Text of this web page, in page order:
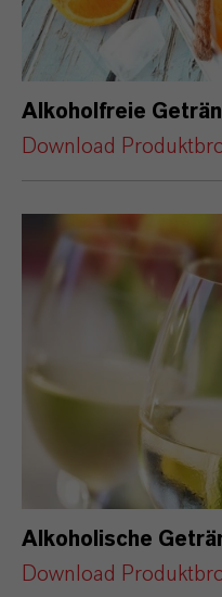
Alkoholfreie
Download
Alkoholische
Download